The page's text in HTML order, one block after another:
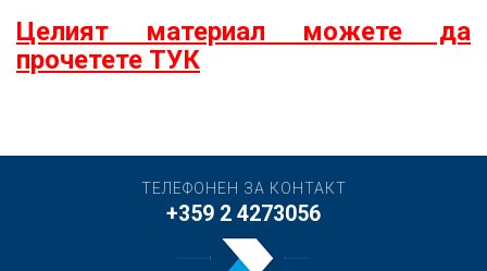
Целият материал можете да
прочетете ТУК
ТЕЛЕФОНЕН ЗА КОНТАКТ
+359 2 4273056